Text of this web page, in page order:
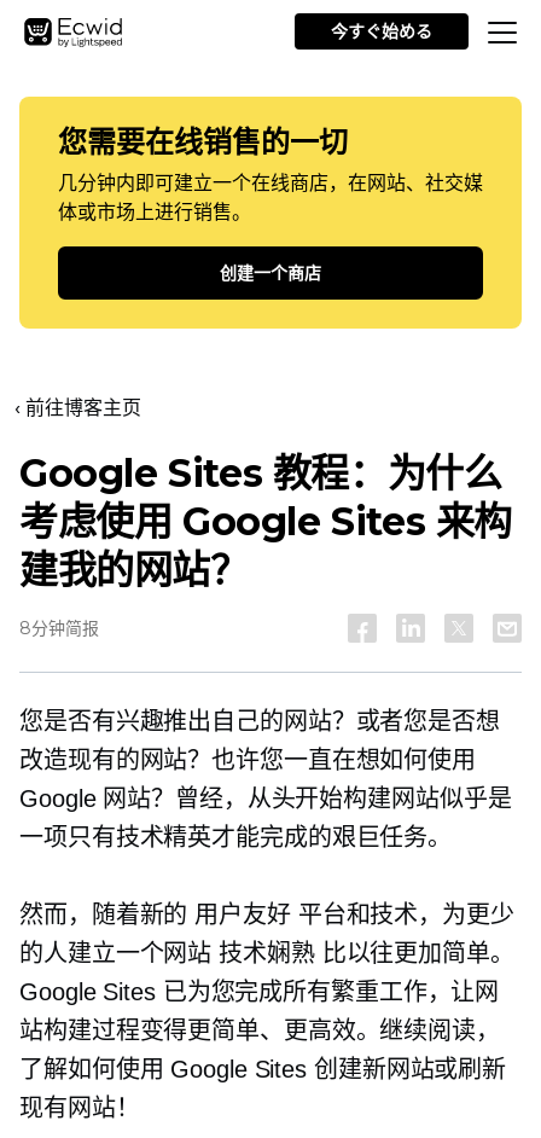
今すぐ始める
您需要在线销售的一切
几分钟内即可建立一个在线商店，在网站、社交媒
体或市场上进行销售。
创建一个商店
‹ 前往博客主页
Google Sites 教程：为什么
考虑使用 Google Sites 来构
建我的网站？
8分钟简报
您是否有兴趣推出自己的网站？或者您是否想
改造现有的网站？也许您一直在想如何使用
Google 网站？曾经，从头开始构建网站似乎是
一项只有技术精英才能完成的艰巨任务。
然而，随着新的 用户友好平台和技术，为更少
的人建立一个网站 技术娴熟比以往更加简单。
Google Sites 已为您完成所有繁重工作，让网
站构建过程变得更简单、更高效。继续阅读，
了解如何使用 Google Sites 创建新网站或刷新
现有网站！